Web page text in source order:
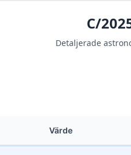
C/
Detaljerade
Värde